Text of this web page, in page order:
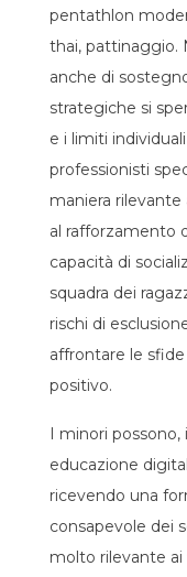
pentathlon
thai, pattinaggio.
anche di
strategiche si
e i limiti
professionisti
maniera
al rafforzamento
capacità di
squadra dei
rischi di
affrontare le
positivo.
I minori
educazione
ricevendo una
consapevole dei
molto rilevante ai